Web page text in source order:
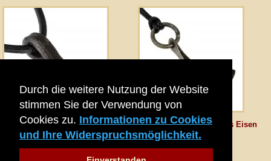
Durch die weitere Nutzung der Website
stimmen Sie der Verwendung von
Cookies zu. Informationen zu Cookies
und Ihre Widerspruchsmöglichkeit.
Geschmiedeter Thorshammer
5,03 €
Ukkos Axt-Hammer aus Eisen
10,08 €
Vertrag wiederrufen
*Alle Preise inkl. MwSt., inkl. Verpackungskosten, zggl. Versandkosten und zzgl.
eventueller Zölle (bei Nicht-EU-Ländern). Durchgestrichene Preise entsprechen dem
bisherigen Preis bei peraperis.com.
Zur klassischen Website